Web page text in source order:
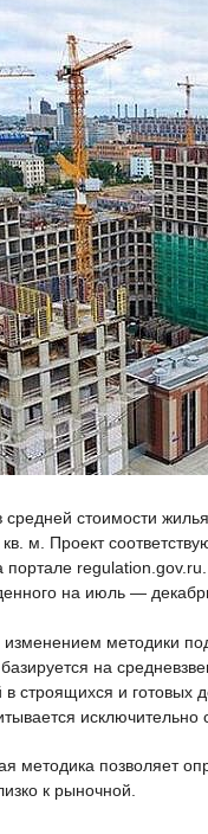
средней стоимости
м. Проект
портале
на июль —
методики
на
строящихся и готовых
исключительно
методика позволяет
к рыночной.